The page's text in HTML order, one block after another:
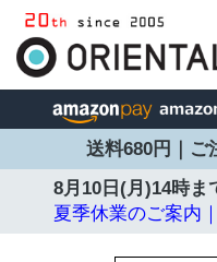
送料680円｜ご
8月10日(月)14時ま
夏季休業のご案内